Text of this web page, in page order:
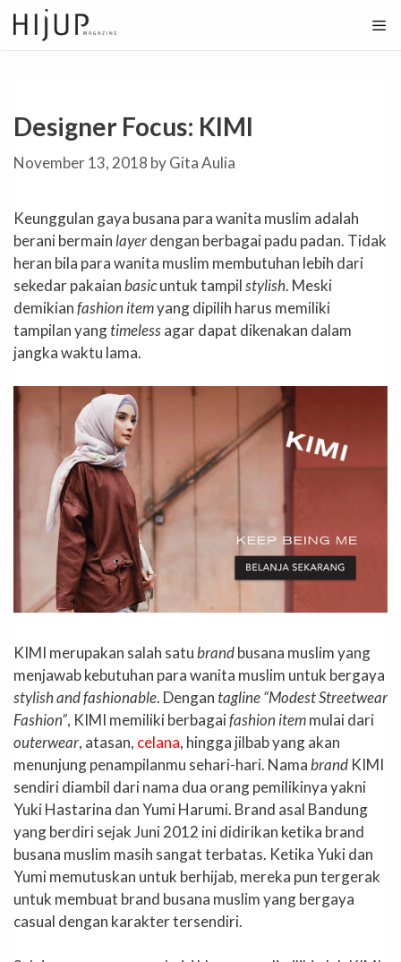
Skip
to
content
Designer Focus: KIMI
November 13, 2018 byGita Aulia
Keunggulan gaya busana para wanita muslim adalah
berani bermain layerdengan berbagai padu padan. Tidak
heran bila para wanita muslim membutuhan lebih dari
sekedar pakaianbasicuntuk tampilstylish. Meski
demikianfashion itemyang dipilih harus memiliki
tampilan yangtimelessagar dapat dikenakan dalam
jangka waktu lama.
KIMI merupakan salah satubrandbusana muslim yang
menjawab kebutuhan para wanita muslim untuk bergaya
stylish and fashionable. Dengan tagline “Modest Streetwear
Fashion”, KIMI memiliki berbagaifashion itemmulai dari
outerwear, atasan, celana, hingga jilbab yang akan
menunjung penampilanmu sehari-hari. Namabrand KIMI
sendiri diambil dari nama dua orang pemilikinya yakni
Yuki Hastarina dan Yumi Harumi. Brand asal Bandung
yang berdiri sejak Juni 2012 ini didirikan ketika brand
busana muslim masih sangat terbatas. Ketika Yuki dan
Yumi memutuskan untuk berhijab, mereka pun tergerak
untuk membuat brand busana muslim yang bergaya
casual dengan karakter tersendiri.